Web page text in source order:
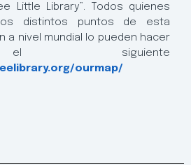
Little Library”. Todos quienes
distintos puntos de esta
a nivel mundial lo pueden hacer
ourmap/